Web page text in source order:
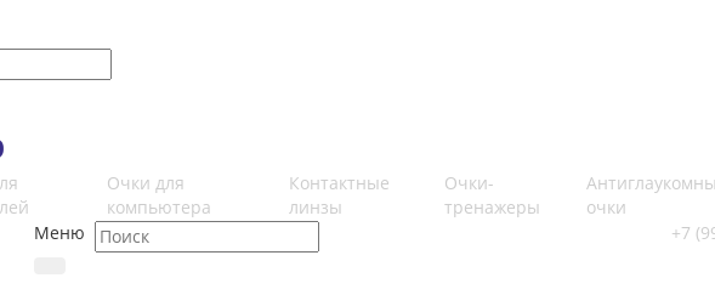
Очки для
компьютера
Контактные
линзы
Очки-
тренажеры
очки
Меню
+7